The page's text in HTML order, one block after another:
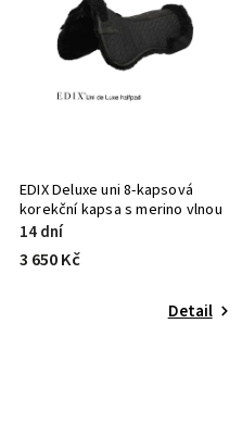
EDIX Deluxe uni 8-kapsová
korekční kapsa s merino vlnou
14 dní
3 650 Kč
Detail